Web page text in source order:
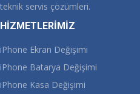
teknik servis çözümleri.
HİZMETLERİMİZ
iPhone Ekran Değişimi
iPhone Batarya Değişimi
iPhone Kasa Değişimi